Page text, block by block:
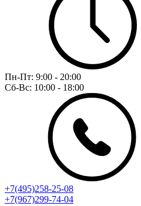
Пн-Пт: 9:00 - 20:00
Сб-Вс: 10:00 - 18:00
+7(495)258-25-08
+7(967)299-74-04